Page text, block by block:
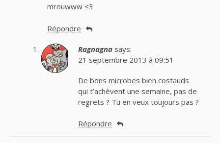
mrouwww <3
Répondre
Ragnagna says:
21 septembre 2013 à 09:51
De bons microbes bien costauds
qui t’achèvent une semaine, pas de
regrets ? Tu en veux toujours pas ?
Répondre